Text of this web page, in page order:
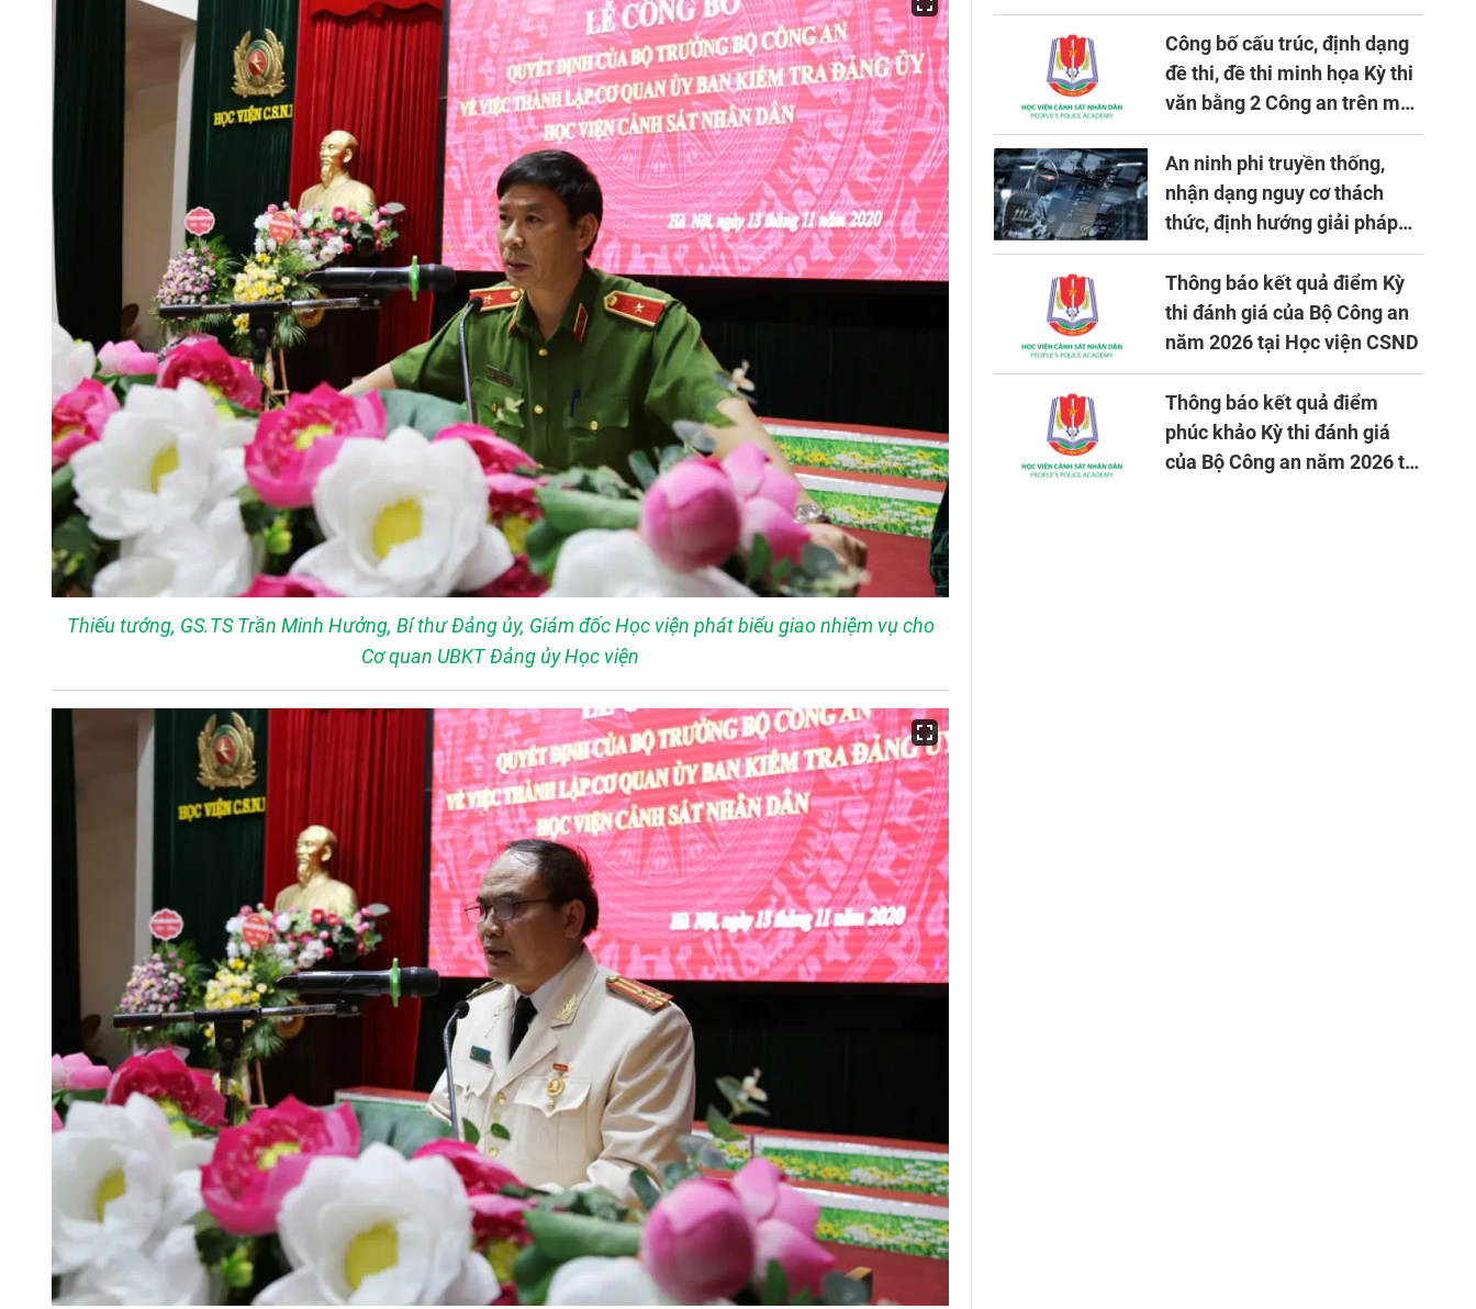
Thiếu tướng, GS.TS Trần Minh Hưởng, Bí thư Đảng ủy, Giám đốc Học viện phát biểu giao nhiệm vụ cho
Cơ quan UBKT Đảng ủy Học viện
tuyển mới, mở tại Học viện
CSND năm học 2026 - 2027
Công bố cấu trúc, định dạng
đề thi, đề thi minh họa Kỳ thi
văn bằng 2 Công an trên máy
tính
An ninh phi truyền thống,
nhận dạng nguy cơ thách
thức, định hướng giải pháp
đảm bảo an ninh quốc gia
trong tình hình hiện nay
Thông báo kết quả điểm Kỳ
thi đánh giá của Bộ Công an
năm 2026 tại Học viện CSND
Thông báo kết quả điểm
phúc khảo Kỳ thi đánh giá
của Bộ Công an năm 2026 tại